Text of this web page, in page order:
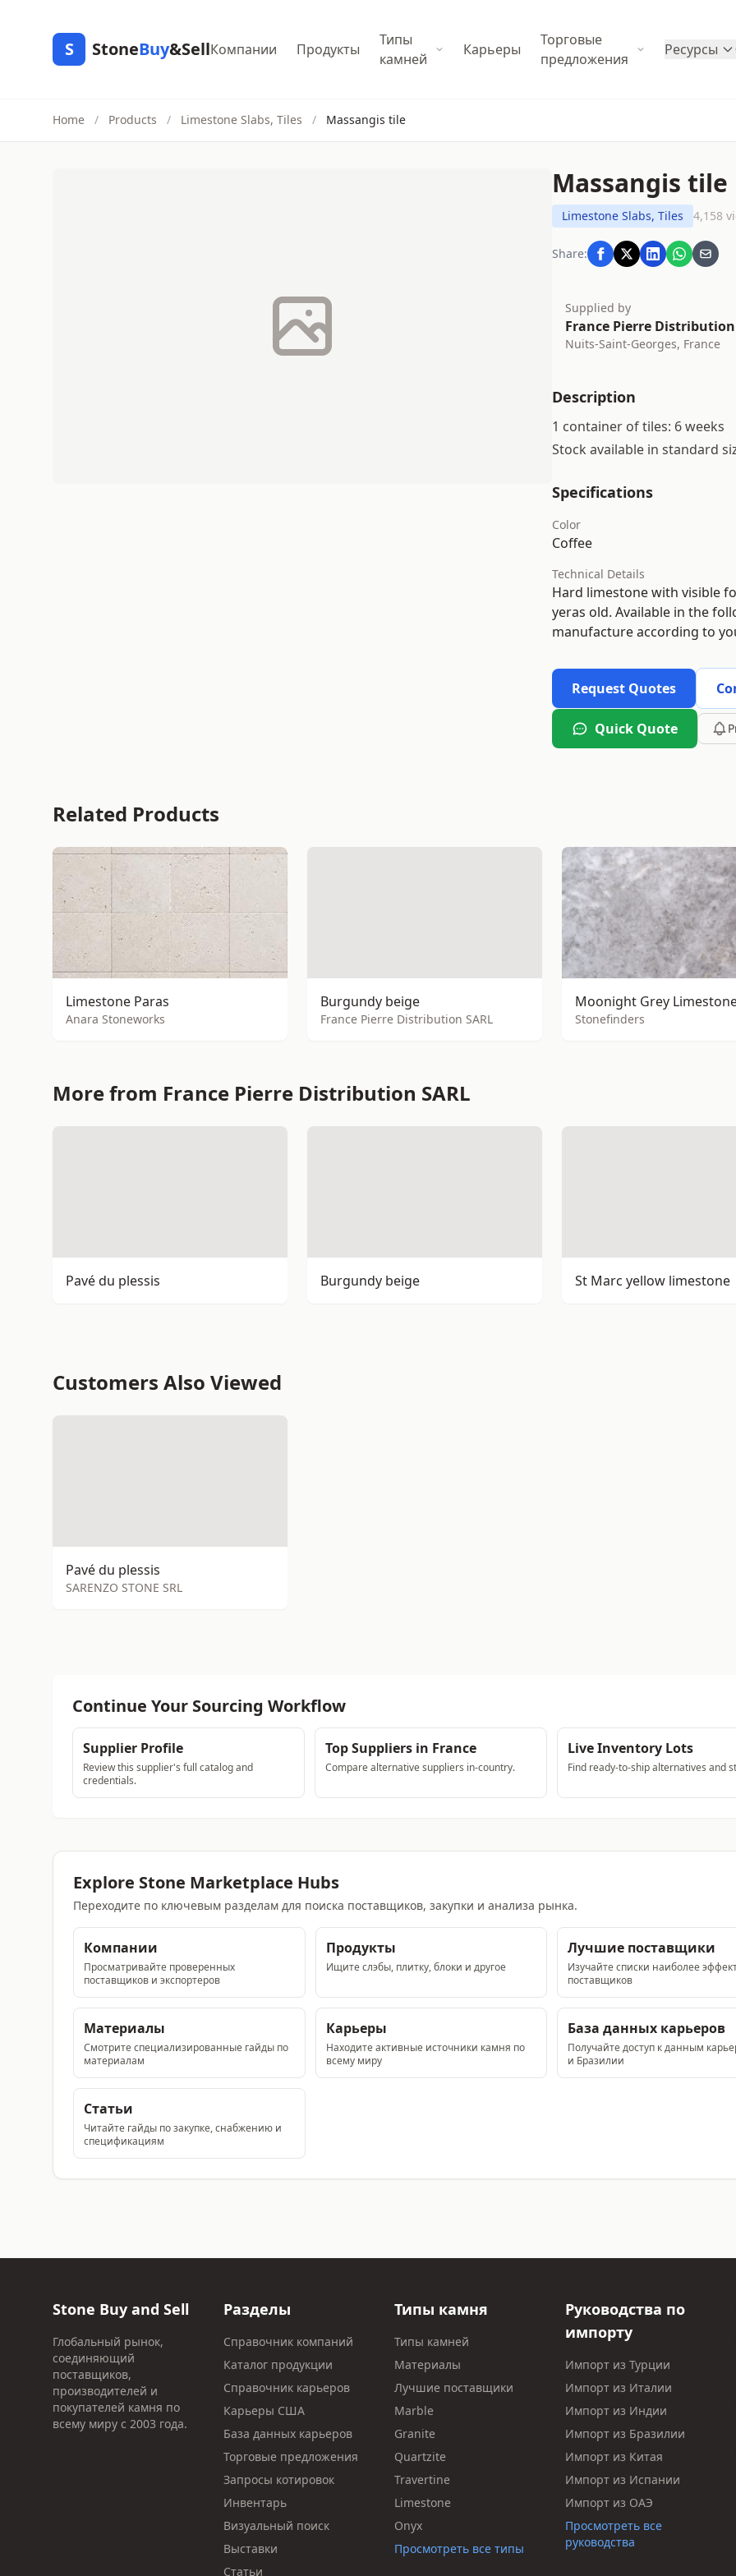
S StoneBuy&SellКомпании Продукты
Типы
камней
Карьеры
Торговые
предложения
Ресурсы
Home / Products / Limestone Slabs, Tiles / Massangis tile
Massangis tile
Limestone Slabs, Tiles 4,158
Share:
Supplied by
France Pierre Distribution
Nuits-Saint-Georges, France
Description
1 container of tiles: 6 weeks
Stock available in standard
Specifications
Color
Coffee
Technical Details
Hard limestone with visible
yeras old. Available in the
manufacture according to
Request Quotes
Quick Quote
Related Products
Limestone Paras
Anara Stoneworks
Burgundy beige
France Pierre Distribution SARL Stonefinders
More from France Pierre Distribution SARL
Pavé du plessis Burgundy beige St Marc yellow limestone
Customers Also Viewed
Pavé du plessis
SARENZO STONE SRL
Continue Your Sourcing Workflow
Supplier Profile
Review this supplier's full catalog and
credentials.
Top Suppliers in France
Compare alternative suppliers in-country.
Live Inventory Lots
Find ready-to-ship alternatives and
Explore Stone Marketplace Hubs
Переходите по ключевым разделам для поиска поставщиков, закупки и анализа рынка.
Компании
Просматривайте проверенных
поставщиков и экспортеров
Продукты
Ищите слэбы, плитку, блоки и другое
Лучшие поставщики
Изучайте списки наиболее
поставщиков
Материалы
Смотрите специализированные гайды по
материалам
Карьеры
Находите активные источники камня по
всему миру
База данных карьеров
Получайте доступ к данным
и Бразилии
Статьи
Читайте гайды по закупке, снабжению и
спецификациям
Stone Buy and Sell
Глобальный рынок,
соединяющий
поставщиков,
производителей и
покупателей камня по
всему миру с 2003 года.
Разделы
Справочник компаний
Каталог продукции
Справочник карьеров
Карьеры США
База данных карьеров
Торговые предложения
Запросы котировок
Инвентарь
Визуальный поиск
Выставки
Статьи
Типы камня
Типы камней
Материалы
Лучшие поставщики
Marble
Granite
Quartzite
Travertine
Limestone
Onyx
Просмотреть все типы
Руководства по
импорту
Импорт из Турции
Импорт из Италии
Импорт из Индии
Импорт из Бразилии
Импорт из Китая
Импорт из Испании
Импорт из ОАЭ
Просмотреть все
руководства